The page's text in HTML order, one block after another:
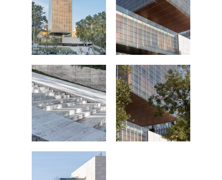
Vivienda
Hoteles /
Oficinas
Retail
Fotografía Residencial
Fotografía Fase de
Fotografía de Stand
PERSONAL
PUBLICACIONES
PRINTS
SOBRE MÍ
CONTACTO